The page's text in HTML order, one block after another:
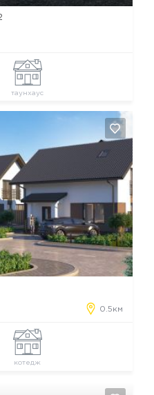
таунхаус
0.5км
котедж